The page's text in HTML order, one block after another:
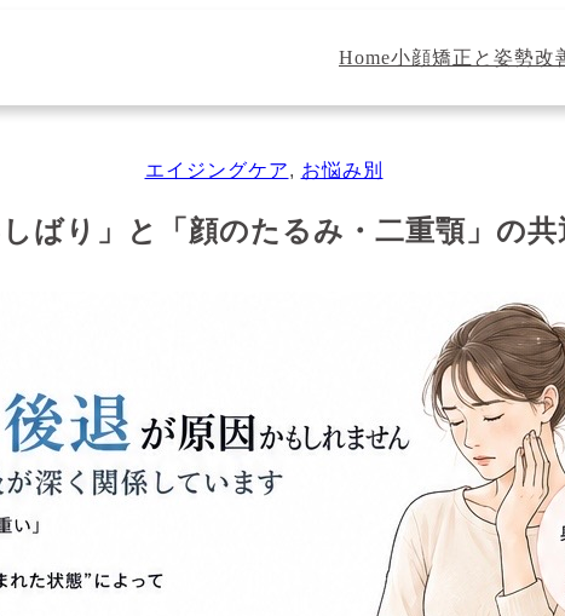
Home小顔矯正と姿勢改
エイジングケア, お悩み別
しばり」と「顔のたるみ・二重顎」の共